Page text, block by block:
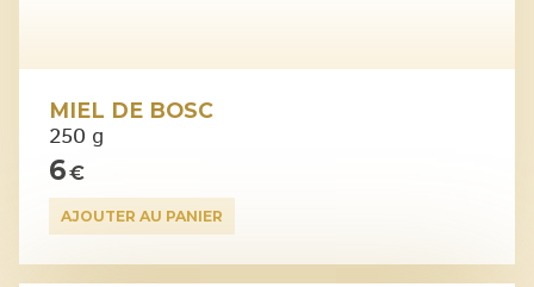
MIEL DE BOSC
250 g
6€
AJOUTER AU PANIER